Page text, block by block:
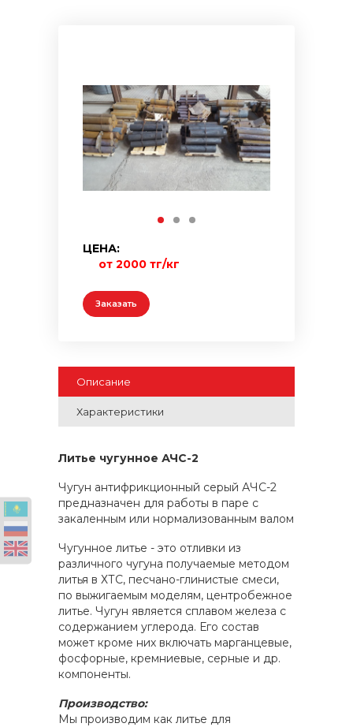
ЦЕНА:
от 2000 тг/кг
Заказать
Описание
Характеристики
Литье чугунное АЧС-2
Чугун антифрикционный серый АЧС-2
предназначен для работы в паре с
закаленным или нормализованным валом
Чугунное литье - это отливки из
различного чугуна получаемые методом
литья в ХТС, песчано-глинистые смеси,
по выжигаемым моделям, центробежное
литье. Чугун является сплавом железа с
содержанием углерода. Его состав
может кроме них включать марганцевые,
фосфорные, кремниевые, серные и др.
компоненты.
Производство:
Мы производим как литье для